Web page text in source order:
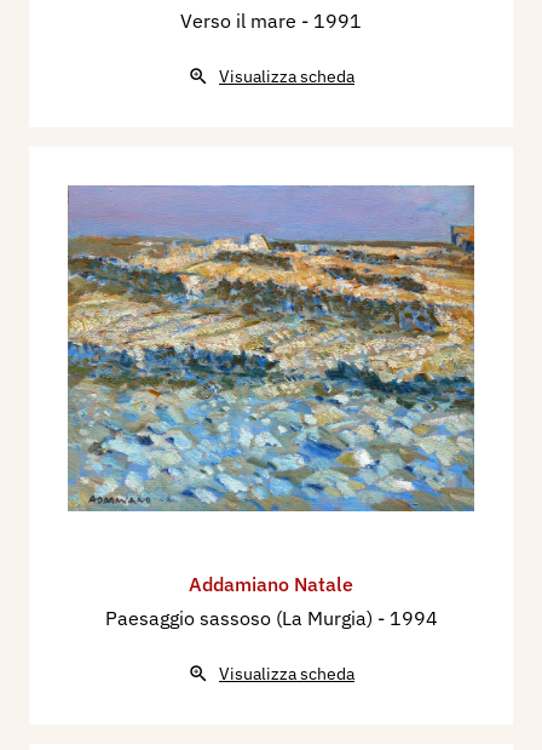
Verso il mare - 1991
Visualizza scheda
Addamiano Natale
Paesaggio sassoso (La Murgia) - 1994
Visualizza scheda